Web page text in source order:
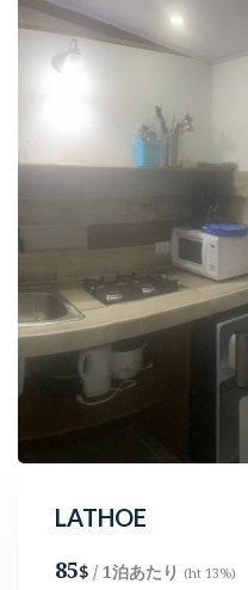
LATHOE
85$ / 1泊あたり (ht 13%)